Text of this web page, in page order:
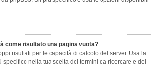
come risultato una pagina vuota?
risultati per le capacità di calcolo del server. Usa la
specifico nella tua scelta dei termini da ricercare e dei